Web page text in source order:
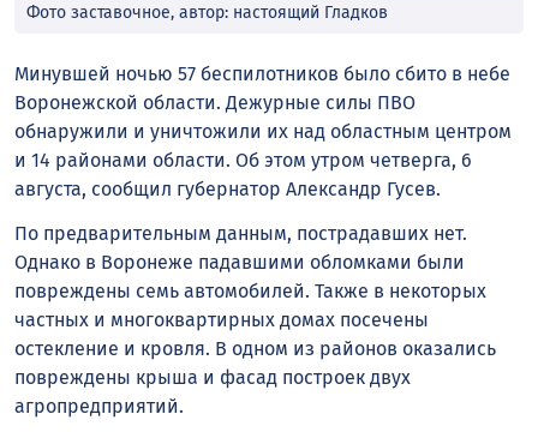
Фото заставочное, автор: настоящий Гладков
Минувшей ночью 57 беспилотников было сбито в небе
Воронежской области. Дежурные силы ПВО
обнаружили и уничтожили их над областным центром
и 14 районами области. Об этом утром четверга, 6
августа, сообщил губернатор Александр Гусев.
По предварительным данным, пострадавших нет.
Однако в Воронеже падавшими обломками были
повреждены семь автомобилей. Также в некоторых
частных и многоквартирных домах посечены
остекление и кровля. В одном из районов оказались
повреждены крыша и фасад построек двух
агропредприятий.